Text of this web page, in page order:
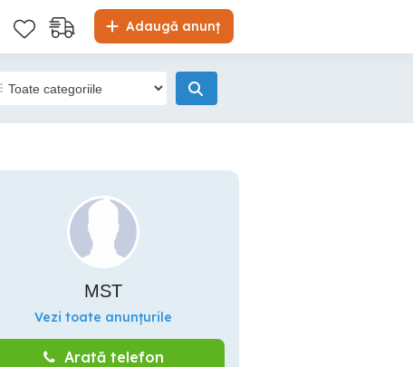
Adaugă anunț
MST
Vezi toate anunțurile
Arată telefon